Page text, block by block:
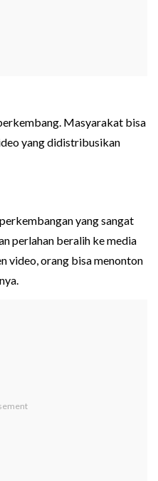
Masyarakat bisa
yang didistribusikan
yang sangat
perlahan beralih ke media
video, orang bisa menonton